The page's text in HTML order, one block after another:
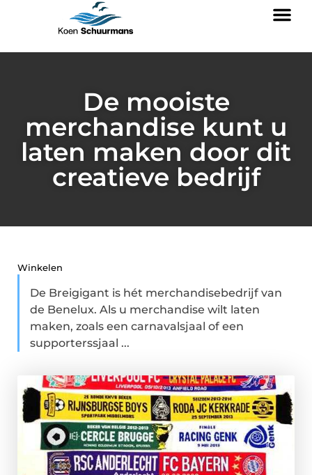
De mooiste
merchandise kunt u
laten maken door dit
creatieve bedrijf
Winkelen
De Breigigant is hét merchandisebedrijf van
de Benelux. Als u merchandise wilt laten
maken, zoals een carnavalsjaal of een
supporterssjaal ...